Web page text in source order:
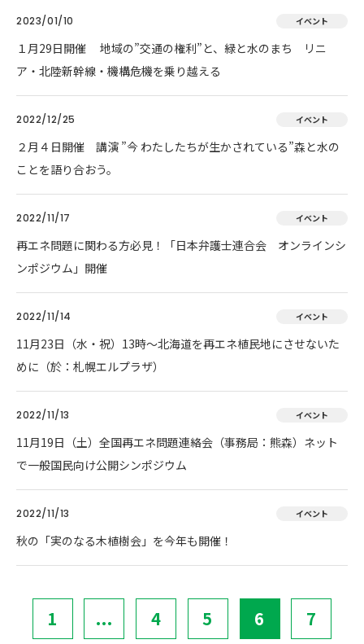
2023/01/10 イベント
１月29日開催 地域の”交通の権利”と、緑と水のまち リニ
ア・北陸新幹線・機構危機を乗り越える
2022/12/25 イベント
２月４日開催 講演 ”今 わたしたちが生かされている”森と水の
ことを語り合おう。
2022/11/17 イベント
再エネ問題に関わる方必見！「日本弁護士連合会 オンラインシ
ンポジウム」開催
2022/11/14 イベント
11月23日（水・祝）13時～北海道を再エネ植民地にさせないた
めに（於：札幌エルプラザ）
2022/11/13 イベント
11月19日（土）全国再エネ問題連絡会（事務局：熊森）ネット
で一般国民向け公開シンポジウム
2022/11/13 イベント
秋の「実のなる木植樹会」を今年も開催！
1 ... 4 5 6 7